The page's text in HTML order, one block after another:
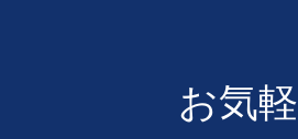
お気